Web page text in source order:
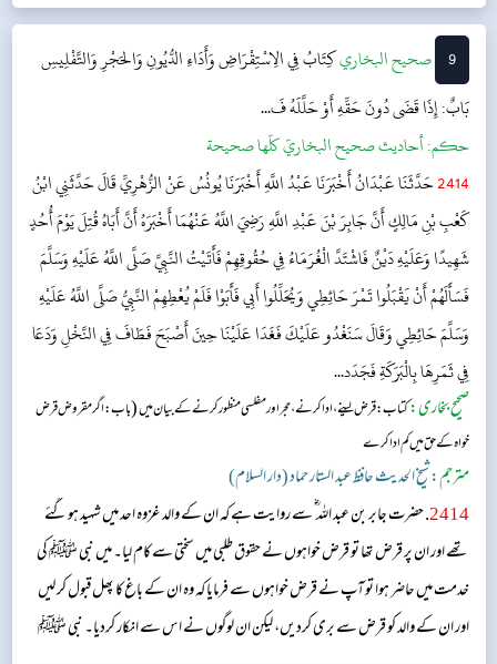
9 ‌‌صحيح البخاريكِتَابُ فِي الِاسْتِقْرَاضِ وَأَدَاءِ الدُّيُونِ وَالحَجْرِ وَالتَّفْلِيسِ
بَابٌ: إِذَا قَضَى دُونَ حَقِّهِ أَوْ حَلَّلَهُ فَ...
حکم:أحاديث صحيح البخاريّ كلّها صحيحة
2414حَدَّثَنَا عَبْدَانُ أَخْبَرَنَا عَبْدُ اللَّهِ أَخْبَرَنَا يُونُسُ عَنْ الزُّهْرِيِّ قَالَ حَدَّثَنِي ابْنُ
كَعْبِ بْنِ مَالِكٍ أَنَّ جَابِرَ بْنَ عَبْدِ اللَّهِ رَضِيَ اللَّهُ عَنْهُمَا أَخْبَرَهُ أَنَّ أَبَاهُ قُتِلَ يَوْمَ أُحُدٍ
شَهِيدًا وَعَلَيْهِ دَيْنٌ فَاشْتَدَّ الْغُرَمَاءُ فِي حُقُوقِهِمْ فَأَتَيْتُ النَّبِيَّ صَلَّى اللَّهُ عَلَيْهِ وَسَلَّمَ
فَسَأَلَهُمْ أَنْ يَقْبَلُوا تَمْرَ حَائِطِي وَيُحَلِّلُوا أَبِي فَأَبَوْا فَلَمْ يُعْطِهِمْ النَّبِيُّ صَلَّى اللَّهُ عَلَيْهِ
وَسَلَّمَ حَائِطِي وَقَالَ سَنَغْدُو عَلَيْكَ فَغَدَا عَلَيْنَا حِينَ أَصْبَحَ فَطَافَ فِي النَّخْلِ وَدَعَا
فِي ثَمَرِهَا بِالْبَرَكَةِ فَجَدَد...
صحیح بخاری:کتاب: قرض لینے، ادا کرنے ، حجر اور مفلسی منظور کرنے کے بیان میں(باب: اگر مقروض قرض
خواہ کے حق میں کم ادا کرے
مترجم:شیخ الحدیث حافظ عبد الستار حماد (دار السلام)
2414. حضرت جابر بن عبد اللہ ؓ سے روایت ہے کہ ان کے والد غزوہ احد میں شہید ہو گئے
تھے اور ان پر قرض تھا تو قرض خواہوں نے حقوق طلبی میں سختی سے کام لیا۔ میں نبی ﷺ کی
خدمت میں حاضر ہوا تو آپ نے قرض خواہوں سے فرمایا کہ وہ ان کے باغ کا پھل قبول کر لیں
اور ان کے والد کو قرض سے بری کردیں، لیکن ان لوگوں نے اس سے انکار کردیا۔ نبی ﷺ